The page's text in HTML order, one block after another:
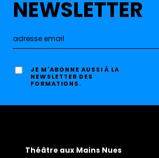
NEWSLETTER
JE M'ABONNE AUSSI À LA
NEWSLETTER DES
FORMATIONS.
Théâtre aux Mains Nues